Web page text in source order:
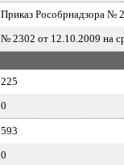
Приказ Рособрнадзора №
№ 2302 от 12.10.2009 на
225
0
593
0